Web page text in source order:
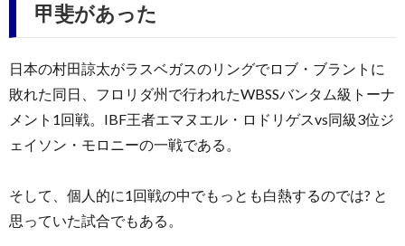
甲斐があった
日本の村田諒太がラスベガスのリングでロブ・ブラントに
敗れた同日、フロリダ州で行われたWBSSバンタム級トーナ
メント1回戦。IBF王者エマヌエル・ロドリゲスvs同級3位ジ
ェイソン・モロニーの一戦である。
そして、個人的に1回戦の中でもっとも白熱するのでは? と
思っていた試合でもある。